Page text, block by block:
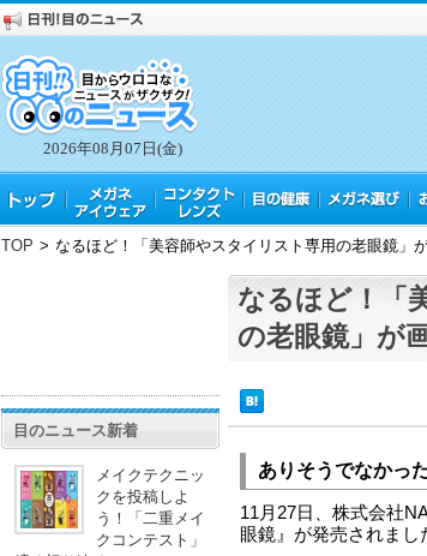
2026年08月07日(金)
TOP > なるほど！「美容師やスタイリスト専用の老眼鏡」
目のニュース新着
メイクテクニッ
クを投稿しよ
う！「二重メイ
クコンテスト」
なるほど！「
の老眼鏡」が
ありそうでなかっ
11月27日、株式会社
眼鏡』が発売されまし